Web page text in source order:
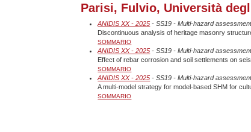
Parisi, Fulvio, Università
ANIDIS XX - 2025 - SS19 - Multi-hazard
Discontinuous analysis of heritage masonry
SOMMARIO
ANIDIS XX - 2025 - SS19 - Multi-hazard
Effect of rebar corrosion and soil settlements on
SOMMARIO
ANIDIS XX - 2025 - SS19 - Multi-hazard
A multi-model strategy for model-based SHM for
SOMMARIO